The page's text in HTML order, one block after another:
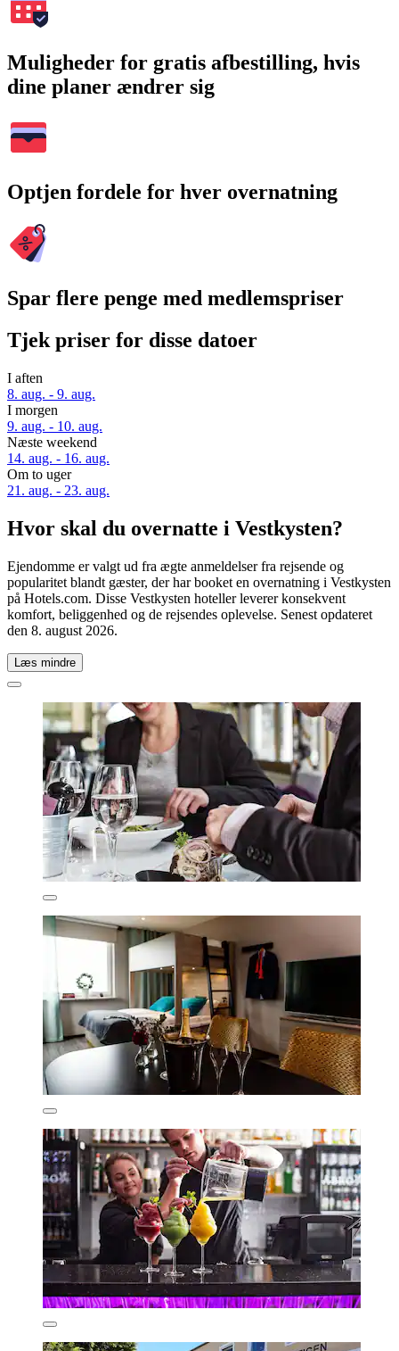
Muligheder for gratis afbestilling, hvis
dine planer ændrer sig
Optjen fordele for hver overnatning
Spar flere penge med medlemspriser
Tjek priser for disse datoer
I aften
8. aug. - 9. aug.
I morgen
9. aug. - 10. aug.
Næste weekend
14. aug. - 16. aug.
Om to uger
21. aug. - 23. aug.
Hvor skal du overnatte i Vestkysten?
Ejendomme er valgt ud fra ægte anmeldelser fra rejsende og
popularitet blandt gæster, der har booket en overnatning i Vestkysten
på Hotels.com. Disse Vestkysten hoteller leverer konsekvent
komfort, beliggenhed og de rejsendes oplevelse. Senest opdateret
den 8. august 2026.
Læs mindre